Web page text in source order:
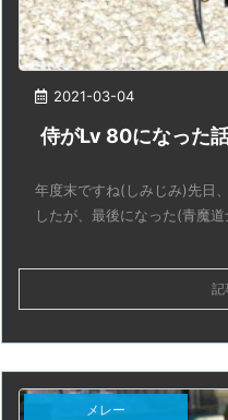
2021-03-04
侍がLv 80になった
年度末ですね(しみじみ)先日
したが、最後になった(青魔道
記
メレー